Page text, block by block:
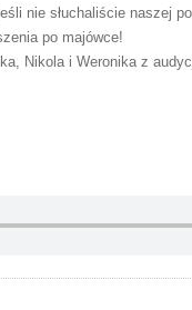
nie słuchaliście naszej
po majówce!
Nikola i Weronika z